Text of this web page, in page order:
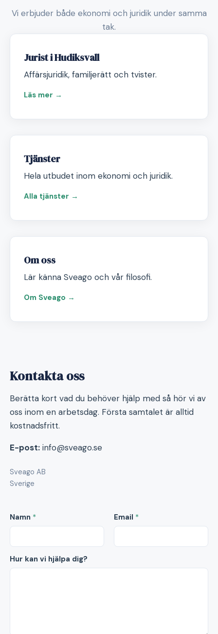
Vi erbjuder både ekonomi och juridik under samma
tak.
Jurist i Hudiksvall
Affärsjuridik, familjerätt och tvister.
Läs mer →
Tjänster
Hela utbudet inom ekonomi och juridik.
Alla tjänster →
Om oss
Lär känna Sveago och vår filosofi.
Om Sveago →
Kontakta oss
Berätta kort vad du behöver hjälp med så hör vi av
oss inom en arbetsdag. Första samtalet är alltid
kostnadsfritt.
E-post: info@sveago.se
Sveago AB
Sverige
Namn * Email *
Hur kan vi hjälpa dig?